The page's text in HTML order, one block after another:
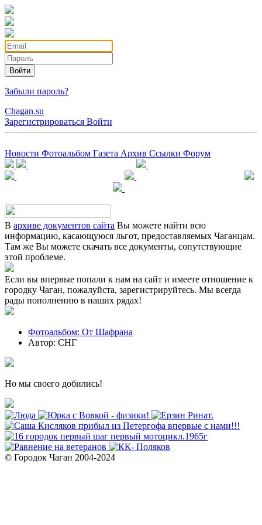
Войти
Забыли пароль?
Chagan.su
Зарегистрироваться Войти
Новости Фотоальбом Газета Архив Ссылки Форум
В архиве документов сайта Вы можете найти всю
информацию, касающуюся льгот, предоставляемых Чаганцам.
Там же Вы можете скачать все документы, сопутствующие
этой проблеме.
Если вы впервые попали к нам на сайт и имеете отношение к
городку Чаган, пожалуйста, зарегистрируйтесь. Мы всегда
рады пополнению в наших рядах!
Фотоальбом: От Шафрана
Автор: СНГ
Но мы своего добились!
© Городок Чаган 2004-2024